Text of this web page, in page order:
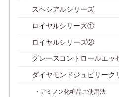
スペシアルシリーズ
ロイヤルシリーズ①
ロイヤルシリーズ②
グレースコントロールエッ
ダイヤモンドジュビリーク
・アミノン化粧品ご使用法